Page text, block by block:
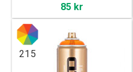
85 kr
215